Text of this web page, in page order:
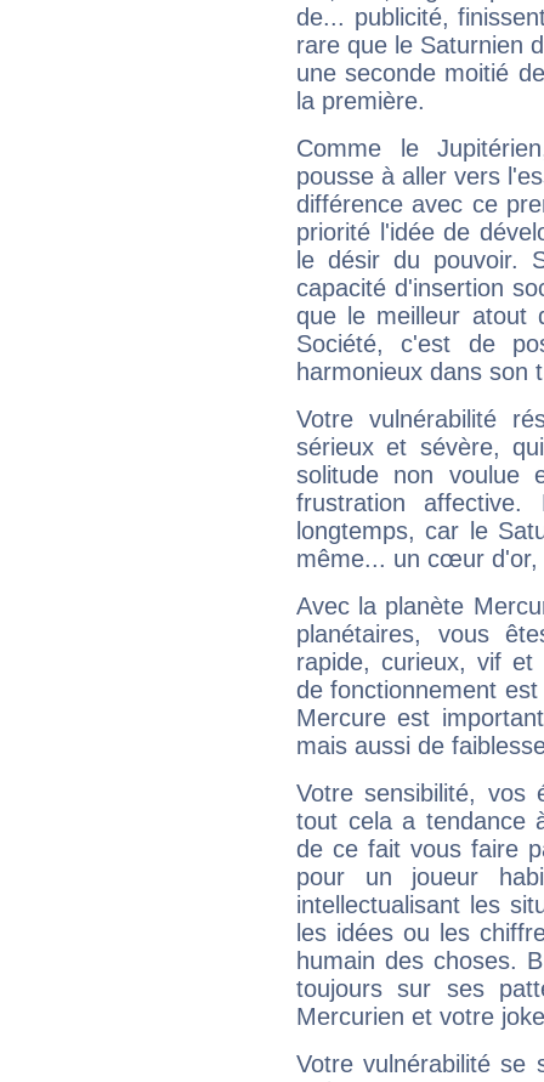
de... publicité,
rare que le Saturnien
une seconde moitié
la première.
Comme le
pousse à aller vers
différence avec ce
priorité l'idée de
le désir du pouvoir.
capacité d'insertion
que le meilleur atout
Société, c'est de
harmonieux dans son
Votre vulnérabilité
sérieux et sévère,
solitude non voulue
frustration
longtemps, car le
même... un cœur d'or,
Avec la planète
planétaires, vous
rapide, curieux, vif et
de fonctionnement
Mercure est
mais aussi de
Votre sensibilité,
tout cela a tendance
de ce fait vous faire
pour un joueur
intellectualisant les
les idées ou les
humain des choses.
toujours sur ses
Mercurien et votre
Votre vulnérabilité se